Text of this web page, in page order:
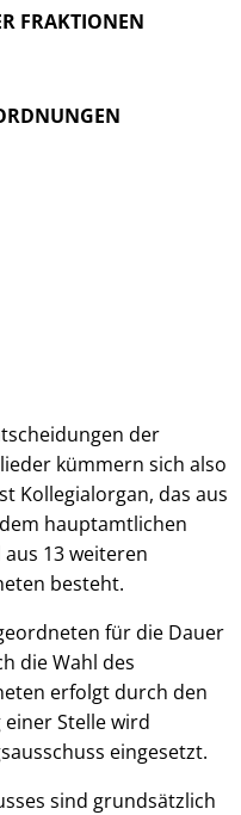
FRAKTIONEN
der
kümmern sich also
Kollegialorgan, das aus
hauptamtlichen
13 weiteren
besteht.
für die Dauer
die Wahl des
erfolgt durch den
Stelle wird
eingesetzt.
sind grundsätzlich